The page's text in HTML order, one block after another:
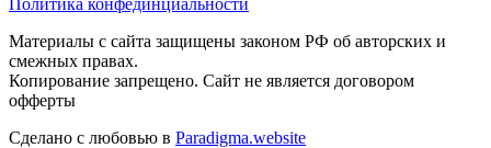
Материалы с сайта защищены законом РФ об авторских и
смежных правах.
Копирование запрещено. Сайт не является договором
офферты
Сделано с любовью в Paradigma.website